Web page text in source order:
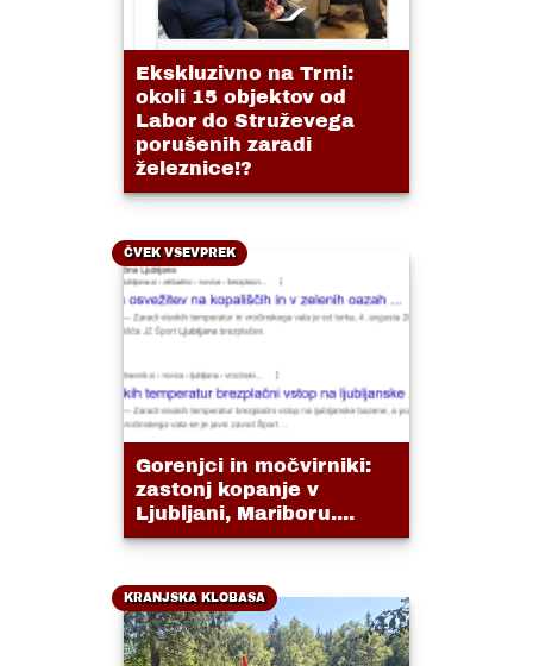
Ekskluzivno na Trmi:
okoli 15 objektov od
Labor do Struževega
porušenih zaradi
železnice!?
ČVEK VSEVPREK
Gorenjci in močvirniki:
zastonj kopanje v
Ljubljani, Mariboru....
KRANJSKA KLOBASA